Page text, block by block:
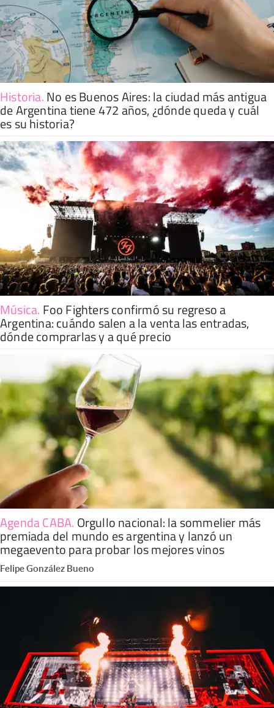
Historia.No es Buenos Aires: la ciudad más antigua
de Argentina tiene 472 años, ¿dónde queda y cuál
es su historia?
Música. Foo Fighters confirmó su regreso a
Argentina: cuándo salen a la venta las entradas,
dónde comprarlas y a qué precio
Agenda CABA. Orgullo nacional: la sommelier más
premiada del mundo es argentina y lanzó un
megaevento para probar los mejores vinos
Felipe González Bueno